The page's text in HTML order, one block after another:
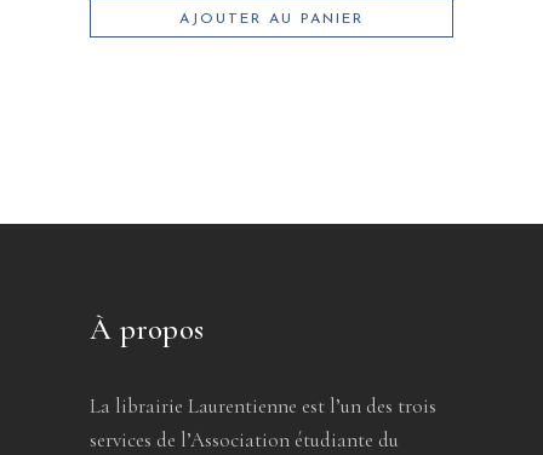
AJOUTER AU PANIER
À propos
La librairie Laurentienne est l’un des trois
services de l’Association étudiante du